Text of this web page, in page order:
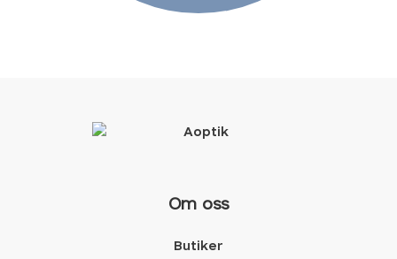
Om oss
Butiker